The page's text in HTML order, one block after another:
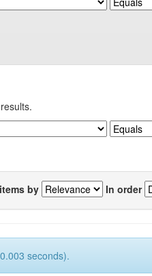
by In order
seconds).